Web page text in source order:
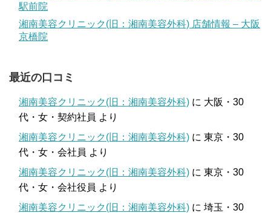
駅前院
湘南美容クリニック(旧：湘南美容外科) 店舗情報 – 大阪
京橋院
最近の口コミ
湘南美容クリニック(旧：湘南美容外科) に 大阪・30
代・女・契約社員 より
湘南美容クリニック(旧：湘南美容外科) に 東京・30
代・女・会社員 より
湘南美容クリニック(旧：湘南美容外科) に 東京・30
代・女・会社役員 より
湘南美容クリニック(旧：湘南美容外科) に 埼玉・30